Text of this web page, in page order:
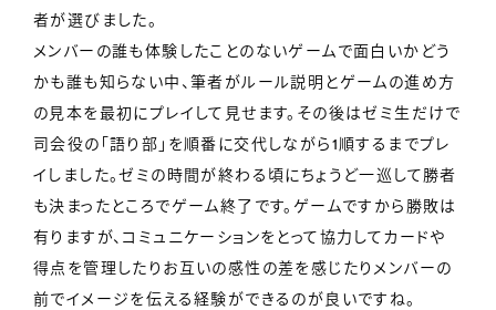
者が選びました。
メンバーの誰も体験したことのないゲームで面白いかどう
かも誰も知らない中、筆者がルール説明とゲームの進め方
の見本を最初にプレイして見せます。その後はゼミ生だけで
司会役の「語り部」を順番に交代しながら1順するまでプレ
イしました。ゼミの時間が終わる頃にちょうど一巡して勝者
も決まったところでゲーム終了です。ゲームですから勝敗は
有りますが、コミュニケーションをとって協力してカードや
得点を管理したりお互いの感性の差を感じたりメンバーの
前でイメージを伝える経験ができるのが良いですね。